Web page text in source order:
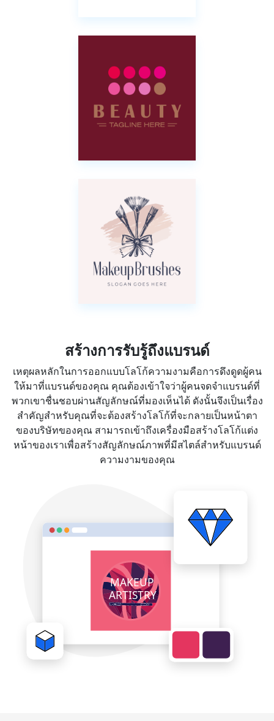
สร้างการรับรู้ถึงแบรนด์
เหตุผลหลักในการออกแบบโลโก้ความงามคือการดึงดูดผู้คน
ให้มาที่แบรนด์ของคุณ คุณต้องเข้าใจว่าผู้คนจดจำแบรนด์ที่
พวกเขาชื่นชอบผ่านสัญลักษณ์ที่มองเห็นได้ ดังนั้นจึงเป็นเรื่อง
สำคัญสำหรับคุณที่จะต้องสร้างโลโก้ที่จะกลายเป็นหน้าตา
ของบริษัทของคุณ สามารถเข้าถึงเครื่องมือสร้างโลโก้แต่ง
หน้าของเราเพื่อสร้างสัญลักษณ์ภาพที่มีสไตล์สำหรับแบรนด์
ความงามของคุณ